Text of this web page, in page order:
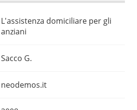
L'assistenza domiciliare per gli
anziani
Sacco G.
neodemos.it